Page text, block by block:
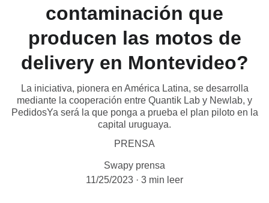
contaminación que
producen las motos de
delivery en Montevideo?
La iniciativa, pionera en América Latina, se desarrolla
mediante la cooperación entre Quantik Lab y Newlab, y
PedidosYa será la que ponga a prueba el plan piloto en la
capital uruguaya.
PRENSA
Swapy prensa
11/25/2023
3 min leer